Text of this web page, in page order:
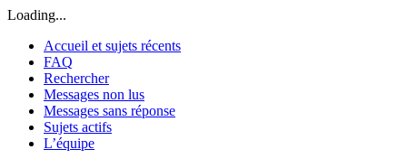
Loading...
Accueil et sujets récents
FAQ
Rechercher
Messages non lus
Messages sans réponse
Sujets actifs
L’équipe